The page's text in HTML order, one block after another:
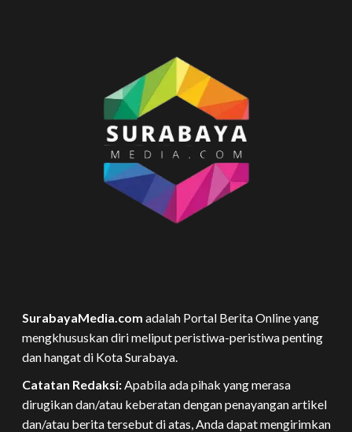
SurabayaMedia.com adalah Portal Berita Online yang
mengkhususkan diri meliput peristiwa-peristiwa penting
dan hangat di Kota Surabaya.
Catatan Redaksi:Apabila ada pihak yang merasa
dirugikan dan/atau keberatan dengan penayangan artikel
dan/atau berita tersebut di atas, Anda dapat mengirimkan